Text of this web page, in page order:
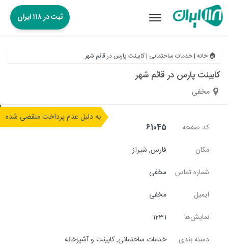
Toggle
ثبت در ۱۱۸ ایران
🏠 خانه|خدمات ساختمانی|کابینت پارس در قائم شهر
کابینت پارس در قائم شهر
مخفی
به دلیل عدم پرداخت منقضی شده
کد صفحه
61045
مکان
فارس, شیراز
شماره تماس
مخفی
ایمیل
مخفی
نمایش‌ها
1231
دسته بندی
خدمات ساختمانی,کابینت و آشپزخانه